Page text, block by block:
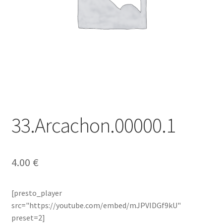
33.Arcachon.00000.1
4.00 €
[presto_player
src="https://youtube.com/embed/mJPVIDGf9kU"
preset=2]